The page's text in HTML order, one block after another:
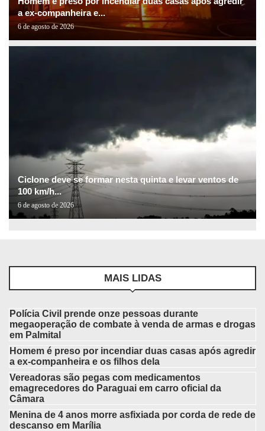
a ex-companheira e...
6 de agosto de 2026
Ciclone deve se formar nesta quinta e levar ventos de
100 km/h...
6 de agosto de 2026
MAIS LIDAS
Polícia Civil prende onze pessoas durante
megaoperação de combate à venda de armas e drogas
em Palmital
Homem é preso por incendiar duas casas após agredir
a ex-companheira e os filhos dela
Vereadoras são pegas com medicamentos
emagrecedores do Paraguai em carro oficial da
Câmara
Menina de 4 anos morre asfixiada por corda de rede de
descanso em Marília